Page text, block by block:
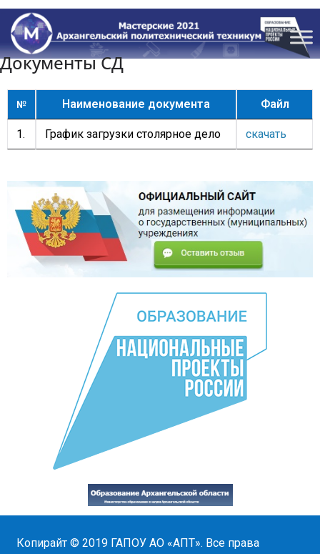
Документы СД
№ Наименование документа Файл
1. График загрузки столярное дело скачать
Копирайт © 2019 ГАПОУ АО «АПТ». Все права